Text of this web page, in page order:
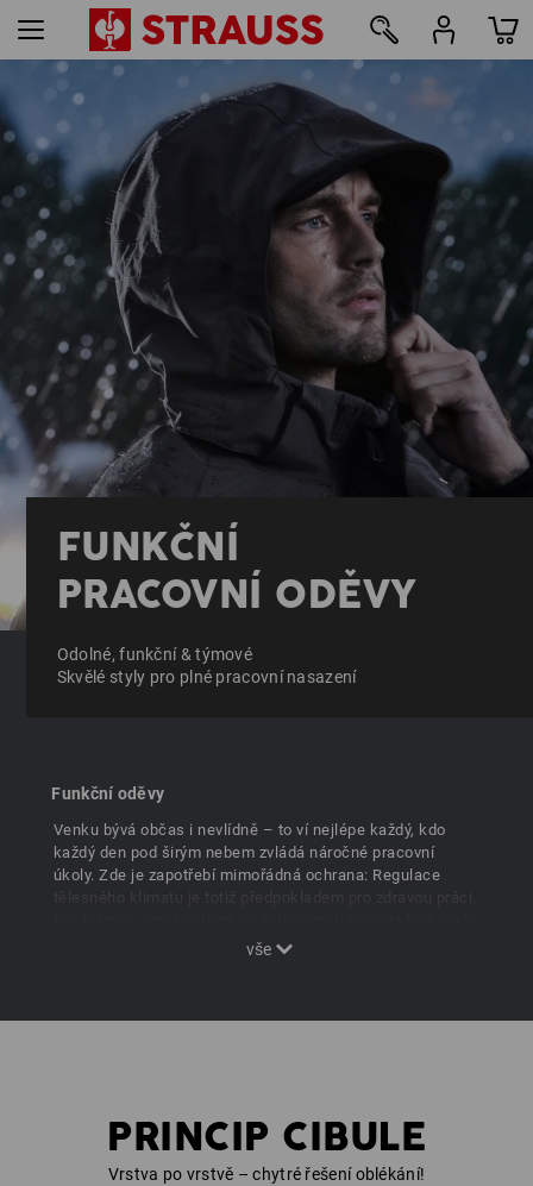
FUNKČNÍ
PRACOVNÍ ODĚVY
Odolné, funkční & týmové
Skvělé styly pro plné pracovní nasazení
Funkční oděvy
Venku bývá občas i nevlídně – to ví nejlépe každý, kdo
každý den pod širým nebem zvládá náročné pracovní
úkoly. Zde je zapotřebí mimořádná ochrana: Regulace
jsou hlavní faktory pracovních úrazů, vedoucí k nemocem.
PRINCIP CIBULE
Vrstva po vrstvě – chytré řešení oblékání!